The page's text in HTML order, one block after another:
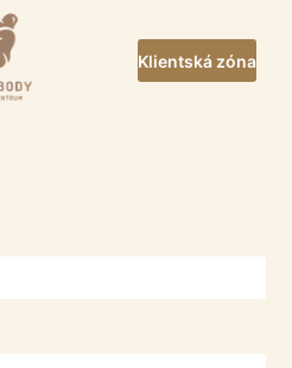
Klientská zóna